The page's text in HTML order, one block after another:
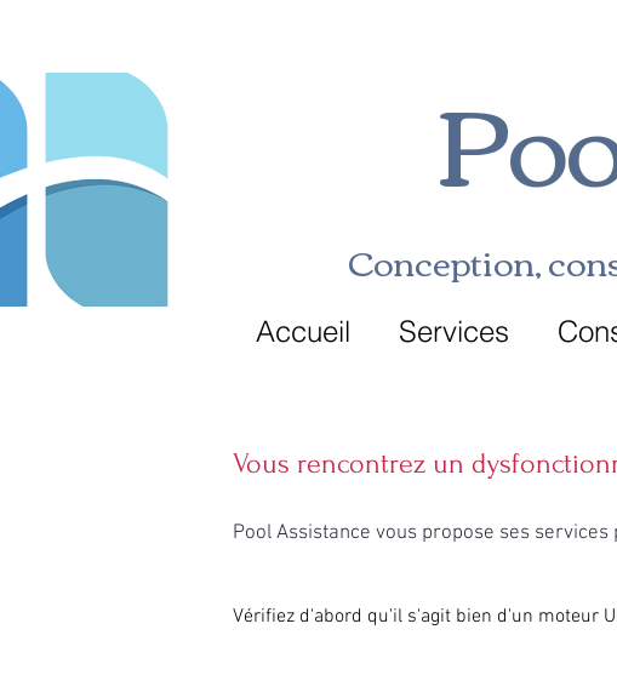
Conception,
Accueil Services
Vous rencontrez un
Pool Assistance vous propose ses
Vérifiez d'abord qu'il s'agit bien d'un moteur